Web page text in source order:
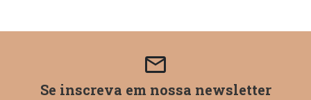
email
Se inscreva em nossa newsletter